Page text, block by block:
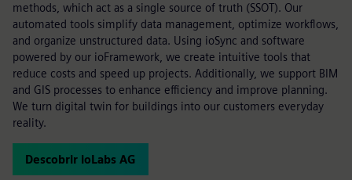
methods, which act as a single source of truth (SSOT). Our
automated tools simplify data management, optimize workflows,
and organize unstructured data. Using ioSync and software
powered by our ioFramework, we create intuitive tools that
reduce costs and speed up projects. Additionally, we support BIM
and GIS processes to enhance efficiency and improve planning.
We turn digital twin for buildings into our customers everyday
reality.
Descobrir ioLabs AG